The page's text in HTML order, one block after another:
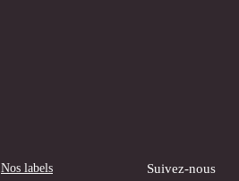
Nos labels Suivez-nous